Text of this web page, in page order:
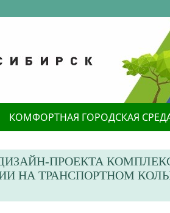
КОМФОРТНАЯ ГОРОДСКАЯ
ПРОЕКТА
НА ТРАНСПОРТНОМ